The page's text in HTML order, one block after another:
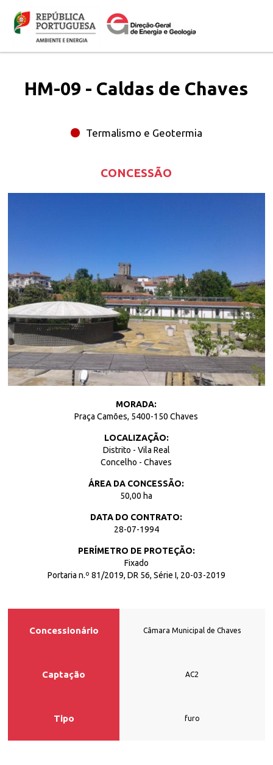
para
conteúdo
HM-09 - Caldas de Chaves
Termalismo e Geotermia
CONCESSÃO
MORADA:
Praça Camões, 5400-150 Chaves
LOCALIZAÇÃO:
Distrito - Vila Real
Concelho - Chaves
ÁREA DA CONCESSÃO:
50,00 ha
DATA DO CONTRATO:
28-07-1994
PERÍMETRO DE PROTEÇÃO:
Fixado
Portaria n.º 81/2019, DR 56, Série I, 20-03-2019
Concessionário Câmara Municipal de Chaves
Captação AC2
Tipo furo